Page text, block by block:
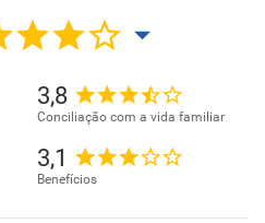
3,8
Conciliação com a vida familiar
3,1
Benefícios